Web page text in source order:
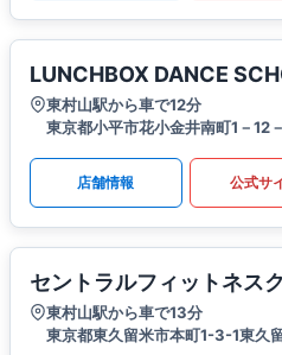
LUNCHBOX DANCE
東村山駅から車で12分
東京都小平市花小金井南町1－12
店舗情報 公式サ
セントラルフィットネス
東村山駅から車で13分
東京都東久留米市本町1-3-1東久